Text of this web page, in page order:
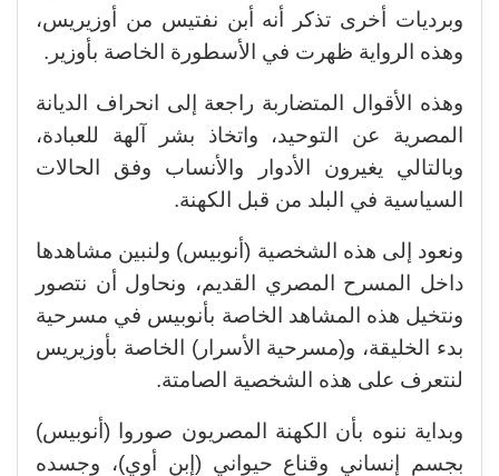
وبرديات أخرى تذكر أنه أبن نفتيس من أوزيريس،
وهذه الرواية ظهرت في الأسطورة الخاصة بأوزير.
وهذه الأقوال المتضاربة راجعة إلى انحراف الديانة
المصرية عن التوحيد، واتخاذ بشر آلهة للعبادة،
وبالتالي يغيرون الأدوار والأنساب وفق الحالات
السياسية في البلد من قبل الكهنة.
ونعود إلى هذه الشخصية (أنوبيس) ولنبين مشاهدها
داخل المسرح المصري القديم، ونحاول أن نتصور
ونتخيل هذه المشاهد الخاصة بأنوبيس في مسرحية
بدء الخليقة، و(مسرحية الأسرار) الخاصة بأوزيريس
لنتعرف على هذه الشخصية الصامتة.
وبداية ننوه بأن الكهنة المصريون صوروا (أنوبيس)
بجسم إنساني وقناع حيواني (إبن أوي)، وجسده